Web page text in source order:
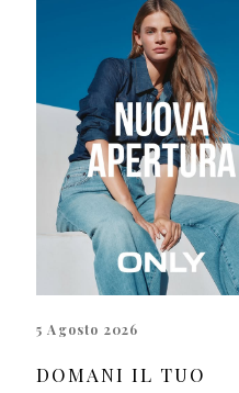
5 Agosto 2026
DOMANI IL TUO